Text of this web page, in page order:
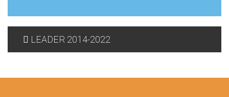
LEADER 2014-2022